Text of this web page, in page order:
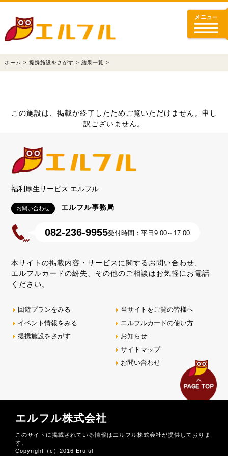
ホーム > 提携施設をさがす > 結果一覧 >
この施設は、掲載が終了したためご覧いただけません。申し
訳ございません。
福利厚生サービス エルフル
お問い合わせ エルフル事務局
082-236-9955受付時間：平日9:00～17:00
本サイトの掲載内容・サービスに関するお問い合わせ、
エルフルカードの紛失、その他のご相談はお気軽にお電話
ください。
回遊プランをみる
イベント情報をみる
提携施設をさがす
当サイトをご覧の皆様へ
エルフルカードの使い方
お知らせ
サイトマップ
お問い合わせ
エルフル株式会社
このサイトに掲載されている情報はエルフル株式会社が提供しておりま
す。
Copyright（c）2016 Eruful